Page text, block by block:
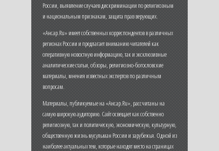
России, выявление случаев дискриминации по религиозным
и национальным признакам, защита прав верующих.
«Ансар.Ru» имеет собственных корреспондентов в различных
регионах России и предлагает вниманию читателей как
оперативную новостную информацию, так и эксклюзивные
аналитические статьи, обзоры, религиозно-богословские
материалы, мнения известных экспертов по различным
вопросам.
Материалы, публикуемые на «Ансар.Ru», рассчитаны на
самую широкую аудиторию. Сайт освещает как собственно
религиозную, так и политическую, экономическую, культурную,
общественную жизнь мусульман России и зарубежья. Одной из
наиболее актуальных тем, которые находят место на страницах